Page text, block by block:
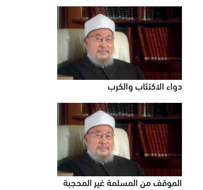
دواء الاكتئاب والكرب
الموقف من المسلمة غير المحجبة